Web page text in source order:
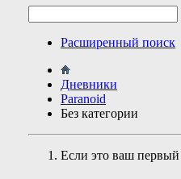
Расширенный поиск
Дневники
Paranoid
Без категории
Если это ваш первый